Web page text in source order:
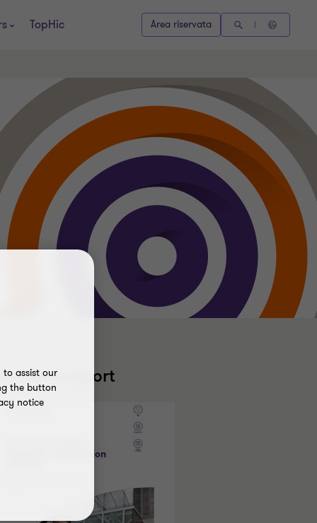
TopHic Area riservata
il report
to assist our
the button
notice